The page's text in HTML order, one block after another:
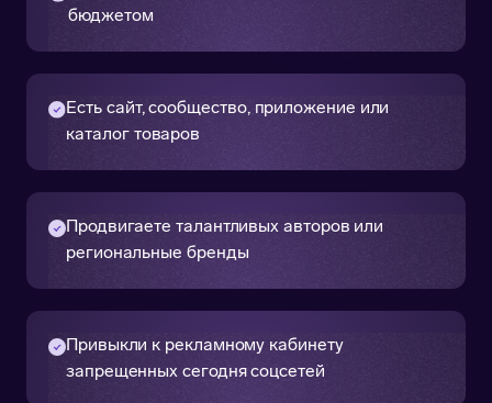
бюджетом
Есть сайт, сообщество, приложение или
каталог товаров
Продвигаете талантливых авторов или
региональные бренды
Привыкли к рекламному кабинету
запрещенных сегодня соцсетей